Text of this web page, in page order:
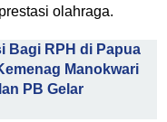
olahraga.
Bagi RPH di Papua
Manokwari
PB Gelar